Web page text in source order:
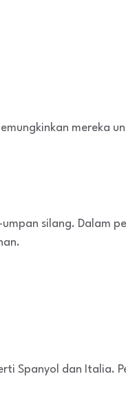
mereka
silang. Dalam
Spanyol dan Italia.